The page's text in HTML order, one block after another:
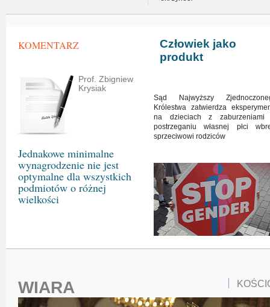
KOMENTARZ
Prof. Zbigniew
Krysiak
Jednakowe minimalne
wynagrodzenie nie jest
optymalne dla wszystkich
podmiotów o różnej
wielkości
Człowiek jako
produkt
Sąd Najwyższy
Królestwa zatwierdza
na dzieciach z zaburzeniami
postrzeganiu własnej płci
sprzeciwowi rodziców
WIARA